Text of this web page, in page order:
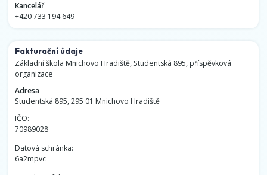
Kancelář
+420 733 194 649
Fakturační údaje
Základní škola Mnichovo Hradiště, Studentská 895, příspěvková
organizace
Adresa
Studentská 895, 295 01 Mnichovo Hradiště
IČO:
70989028
Datová schránka:
6a2mpvc